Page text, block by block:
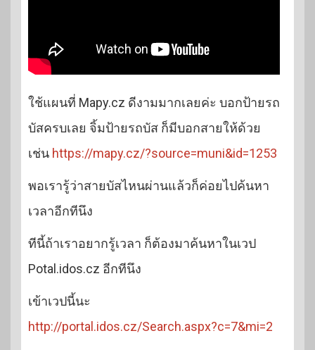
ใช้แผนที่ Mapy.cz ดีงามมากเลยค่ะ บอกป้ายรถ
บัสครบเลย จิ้มป้ายรถบัส ก็มีบอกสายให้ด้วย
เช่น https://mapy.cz/?source=muni&id=1253
พอเรารู้ว่าสายบัสไหนผ่านแล้วก็ค่อยไปค้นหา
เวลาอีกทีนึง
ทีนี้ถ้าเราอยากรู้เวลา ก็ต้องมาค้นหาในเวป
Potal.idos.cz อีกทีนึง
เข้าเวปนี้นะ
http://portal.idos.cz/Search.aspx?c=7&mi=2